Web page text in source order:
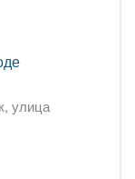
улица